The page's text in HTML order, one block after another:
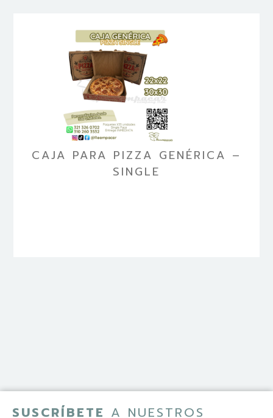
CAJA PARA PIZZA GENÉRICA –
SINGLE
SUSCRÍBETE A NUESTROS